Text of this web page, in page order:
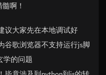
啊！
议大家先在本地调试好
谷歌浏览器不支持运行js脚
学的问题